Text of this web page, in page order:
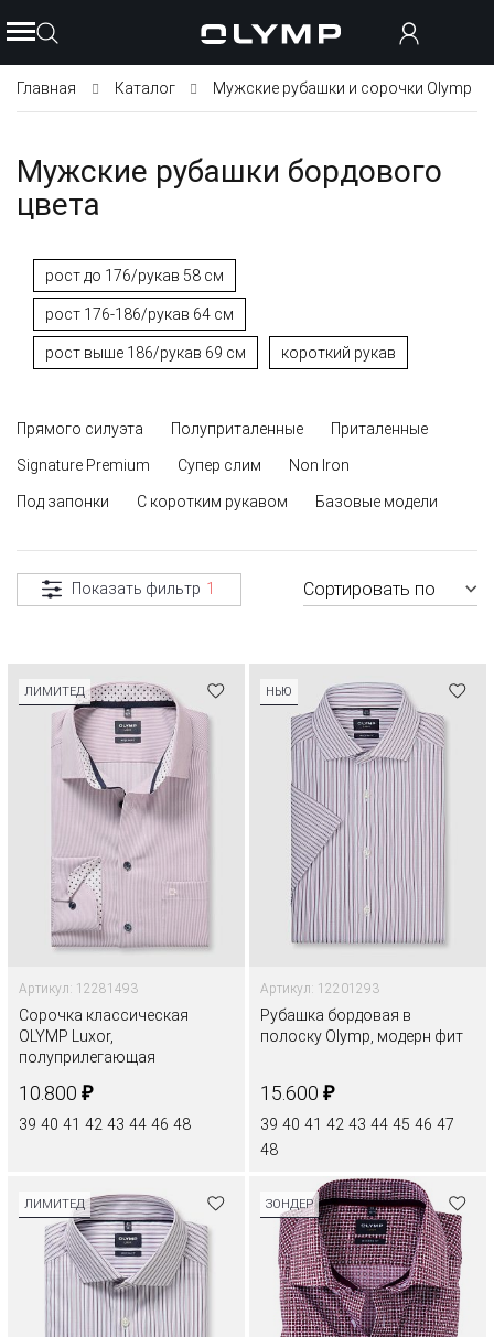
Главная Каталог Мужские рубашки и сорочки Olymp
Мужские рубашки бордового
цвета
рост до 176/рукав 58 см
рост 176-186/рукав 64 см
рост выше 186/рукав 69 см короткий рукав
Прямого силуэта Полуприталенные Приталенные
Signature Premium Супер слим Non Iron
Под запонки С коротким рукавом Базовые модели
Показать фильтр 1 Сортировать по
ЛИМИТЕД
Артикул: 12281493
Сорочка классическая
OLYMP Luxor,
полуприлегающая
10.800 ₽
39 40 41 42 43 44 46 48
НЬЮ
Артикул: 12201293
Рубашка бордовая в
полоску Olymp, модерн фит
15.600 ₽
39 40 41 42 43 44 45 46 47
48
ЛИМИТЕД ЗОНДЕР